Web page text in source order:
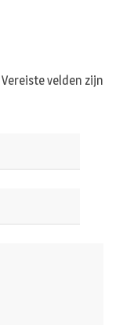
Vereiste velden zijn